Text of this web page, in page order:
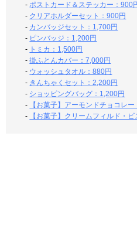
-ポストカード＆ステッカー：900
- クリアホルダーセット：900円
- カンバッジセット：1,700円
- ピンバッジ：1,200円
- トミカ：1,500円
-掛ふとんカバー：7,000円
- ウォッシュタオル：880円
- きんちゃくセット：2,200円
- ショッピングバッグ：1,200円
-
【お菓子】アーモンドチョコレ
-
【お菓子】クリームフィルド・